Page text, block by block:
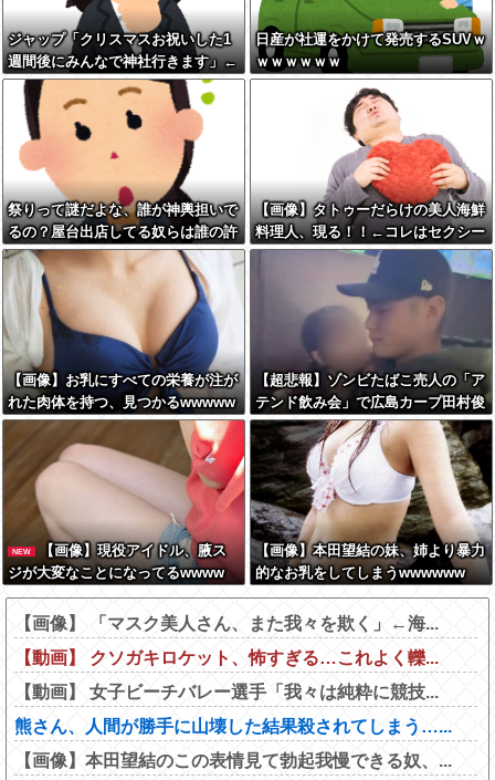
ジャップ「クリスマスお祝いした1
週間後にみんなで神社行きます」←
これ
日産が社運をかけて発売するSUVｗ
ｗｗｗｗｗｗ
祭りって謎だよな、誰が神輿担いで
るの？屋台出店してる奴らは誰の許
可を得て商売してるの？
【画像】タトゥーだらけの美人海鮮
料理人、現る！！←コレはセクシー
過ぎてワイらにブッ刺さりまくりw
w w w w w w w w
【画像】お乳にすべての栄養が注が
れた肉体を持つ、見つかるwwwww
w
【超悲報】ゾンビたばこ売人の「ア
テンド飲み会」で広島カープ田村俊
介がセクシー女優と寸止めキスｗｗ
ｗ
NEW
【画像】現役アイドル、腋ス
ジが大変なことになってるwwww
【画像】本田望結の妹、姉より暴力
的なお乳をしてしまうwwwwww
【画像】 「マスク美人さん、また我々を欺く」←海...
【動画】 クソガキロケット、怖すぎる…これよく轢...
【動画】 女子ビーチバレー選手「我々は純粋に競技...
熊さん、人間が勝手に山壊した結果殺されてしまう…...
【画像】本田望結のこの表情見て勃起我慢できる奴、...